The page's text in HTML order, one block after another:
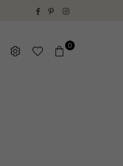
Facebook
PinterestInstagram
0